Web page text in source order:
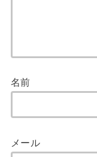
名前
メール